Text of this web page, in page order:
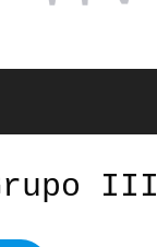
III